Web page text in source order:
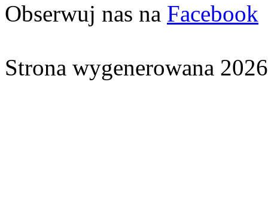
Obserwuj nas na Facebook
Strona wygenerowana